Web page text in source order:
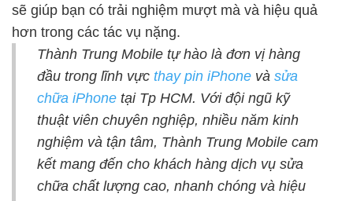
sẽ giúp bạn có trải nghiệm mượt mà và hiệu quả
hơn trong các tác vụ nặng.
Thành Trung Mobile tự hào là đơn vị hàng
đầu trong lĩnh vực thay pin iPhone và sửa
chữa iPhone tại Tp HCM. Với đội ngũ kỹ
thuật viên chuyên nghiệp, nhiều năm kinh
nghiệm và tận tâm, Thành Trung Mobile cam
kết mang đến cho khách hàng dịch vụ sửa
chữa chất lượng cao, nhanh chóng và hiệu